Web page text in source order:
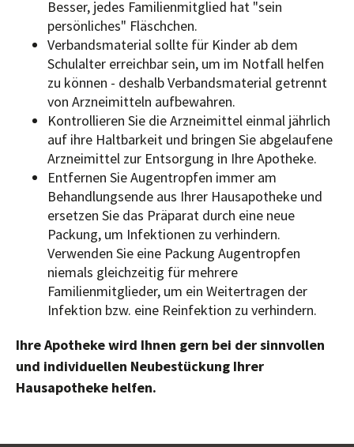
Besser, jedes Familienmitglied hat "sein
persönliches" Fläschchen.
Verbandsmaterial sollte für Kinder ab dem
Schulalter erreichbar sein, um im Notfall helfen
zu können - deshalb Verbandsmaterial getrennt
von Arzneimitteln aufbewahren.
Kontrollieren Sie die Arzneimittel einmal jährlich
auf ihre Haltbarkeit und bringen Sie abgelaufene
Arzneimittel zur Entsorgung in Ihre Apotheke.
Entfernen Sie Augentropfen immer am
Behandlungsende aus Ihrer Hausapotheke und
ersetzen Sie das Präparat durch eine neue
Packung, um Infektionen zu verhindern.
Verwenden Sie eine Packung Augentropfen
niemals gleichzeitig für mehrere
Familienmitglieder, um ein Weitertragen der
Infektion bzw. eine Reinfektion zu verhindern.
Ihre Apotheke wird Ihnen gern bei der sinnvollen
und individuellen Neubestückung Ihrer
Hausapotheke helfen.